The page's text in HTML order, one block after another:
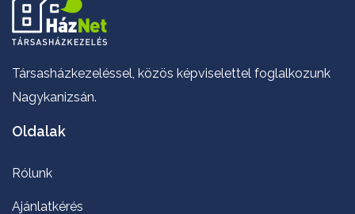
Társasházkezeléssel, közös képviselettel foglalkozunk
Nagykanizsán.
Oldalak
Rólunk
Ajánlatkérés